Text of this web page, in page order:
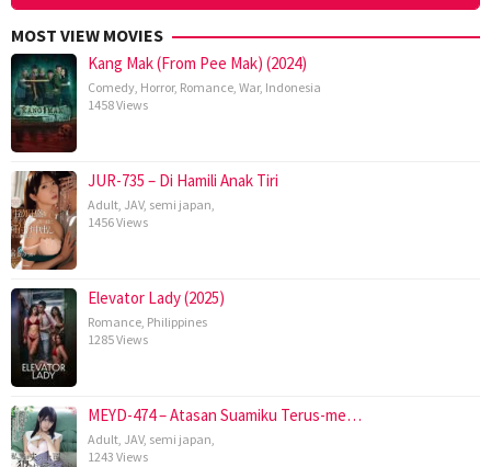
MOST VIEW MOVIES
Kang Mak (From Pee Mak) (2024)
Comedy, Horror, Romance, War, Indonesia
1458 Views
JUR-735 – Di Hamili Anak Tiri
Adult, JAV, semi japan,
1456 Views
Elevator Lady (2025)
Romance, Philippines
1285 Views
MEYD-474 – Atasan Suamiku Terus-me…
Adult, JAV, semi japan,
1243 Views